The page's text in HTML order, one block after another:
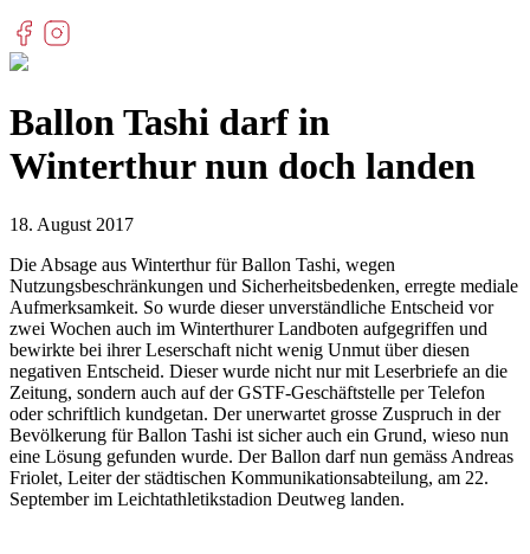
Ballon Tashi darf in
Winterthur nun doch landen
18. August 2017
Die Absage aus Winterthur für Ballon Tashi, wegen
Nutzungsbeschränkungen und Sicherheitsbedenken, erregte mediale
Aufmerksamkeit. So wurde dieser unverständliche Entscheid vor
zwei Wochen auch im Winterthurer Landboten aufgegriffen und
bewirkte bei ihrer Leserschaft nicht wenig Unmut über diesen
negativen Entscheid. Dieser wurde nicht nur mit Leserbriefe an die
Zeitung, sondern auch auf der GSTF-Geschäftstelle per Telefon
oder schriftlich kundgetan. Der unerwartet grosse Zuspruch in der
Bevölkerung für Ballon Tashi ist sicher auch ein Grund, wieso nun
eine Lösung gefunden wurde. Der Ballon darf nun gemäss Andreas
Friolet, Leiter der städtischen Kommunikationsabteilung, am 22.
September im Leichtathletikstadion Deutweg landen.